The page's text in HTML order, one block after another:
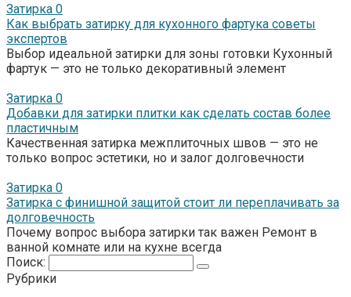
Затирка 0
Как выбрать затирку для кухонного фартука советы
экспертов
Выбор идеальной затирки для зоны готовки Кухонный
фартук — это не только декоративный элемент
Затирка 0
Добавки для затирки плитки как сделать состав более
пластичным
Качественная затирка межплиточных швов — это не
только вопрос эстетики, но и залог долговечности
Затирка 0
Затирка с финишной защитой стоит ли переплачивать за
долговечность
Почему вопрос выбора затирки так важен Ремонт в
ванной комнате или на кухне всегда
Поиск:
Рубрики